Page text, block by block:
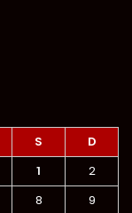
S
D
1
2
8
9